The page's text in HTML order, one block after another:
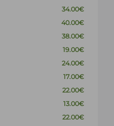
34.00€
40.00€
38.00€
19.00€
24.00€
17.00€
22.00€
13.00€
22.00€